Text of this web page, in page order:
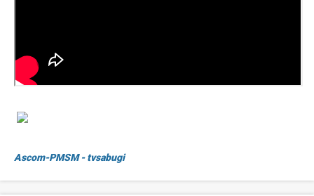
Ascom-PMSM - tvsabugi